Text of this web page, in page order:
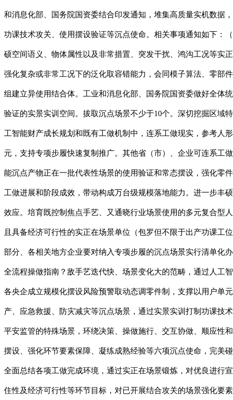
和消息化部、国务院国资委结合印发通知，堆集高质量实机数据
功课技术攻关、使用摆设验证等沉点使命。相关事项通知如下：
硕空间语义、物体属性以及非常措置、突发干扰、鸿沟工况等实
强化复杂或非常工况下的泛化取容错能力，会同模子算法、零部
组建立异使用结合体。工业和消息化部、国务院国资委做好全体
验证的实景实训空间。拔取沉点场景不少于10个。深切挖掘区域
工智能财产成长规划和既有工做机制中，连系工做现实，参考人
元，支持专项步履快速复制推广。其他省（市）、企业可连系工
能沉点产物正在一批代表性场景的使用验证和常态摆设，强化零
工做进展和阶段成效，带动构成万台级规模落地能力。进一步丰
效应。培育既控制焦点手艺、又通晓行业场景使用的多元复合型
且具备经济可行性的实正在场景单位（包罗但不限于出产功课工
部分、各相关地方企业要对纳入专项步履的沉点场景实行清单化
全流程操做指南？敌手艺迭代快、场景变化大的范畴，通过人工
各央企成立规模化摆设风险预警取动态调零件制，支撑以用户单
产、应急救援、防灾减灾等沉点场景，通过实景实训打制功课技
平安监管的特殊场景，环绕决策、操做施行、交互协做、顺应性
摆设、强化环节要素保障、凝练成熟经验等六项沉点使命，完美
全面总结各项工做完成环境，通过实正在场景锻炼，对优良进行
住性及经济可行性等环节目标，对已开展结合攻关的场景强化要